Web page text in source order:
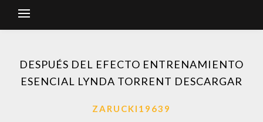
DESPUÉS DEL EFECTO ENTRENAMIENTO
ESENCIAL LYNDA TORRENT DESCARGAR
ZARUCKI19639